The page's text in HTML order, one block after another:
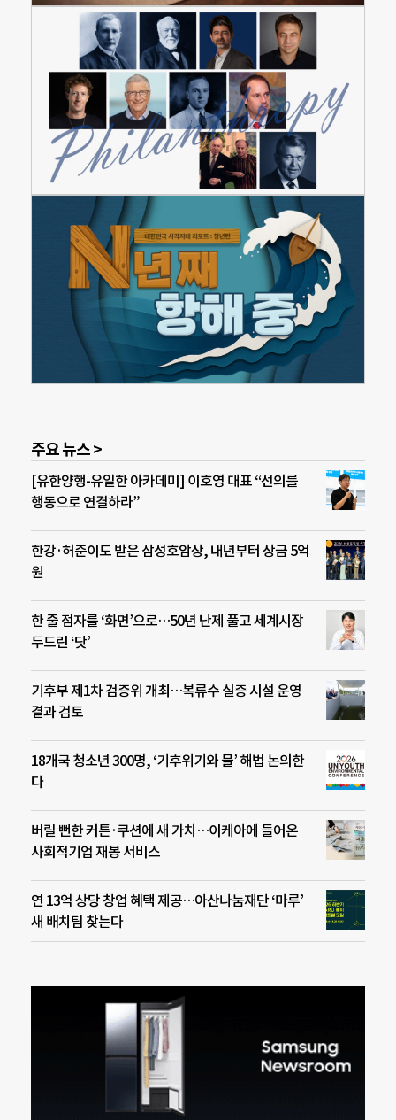
주요 뉴스 >
[유한양행-유일한 아카데미] 이호영 대표 “선의를
행동으로 연결하라”
한강·허준이도 받은 삼성호암상, 내년부터 상금 5억
원
한 줄 점자를 ‘화면’으로…50년 난제 풀고 세계시장
두드린 ‘닷’
기후부 제1차 검증위 개최…복류수 실증 시설 운영
결과 검토
18개국 청소년 300명, ‘기후위기와 물’ 해법 논의한
다
버릴 뻔한 커튼·쿠션에 새 가치…이케아에 들어온
사회적기업 재봉 서비스
연 13억 상당 창업 혜택 제공…아산나눔재단 ‘마루’
새 배치팀 찾는다